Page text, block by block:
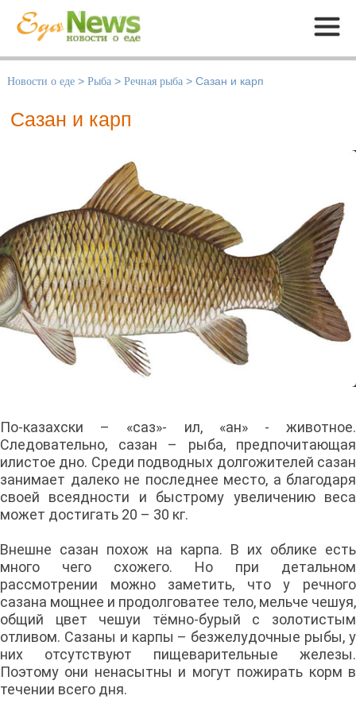
Меню
Новости о еде > Рыба > Речная рыба > Сазан и карп
Сазан и карп
По-казахски – «саз»- ил, «ан» - животное.
Следовательно, сазан – рыба, предпочитающая
илистое дно. Среди подводных долгожителей сазан
занимает далеко не последнее место, а благодаря
своей всеядности и быстрому увеличению веса
может достигать 20 – 30 кг.
Внешне сазан похож на карпа. В их облике есть
много чего схожего. Но при детальном
рассмотрении можно заметить, что у речного
сазана мощнее и продолговатее тело, мельче чешуя,
общий цвет чешуи тёмно-бурый с золотистым
отливом. Сазаны и карпы – безжелудочные рыбы, у
них отсутствуют пищеварительные железы.
Поэтому они ненасытны и могут пожирать корм в
течении всего дня.